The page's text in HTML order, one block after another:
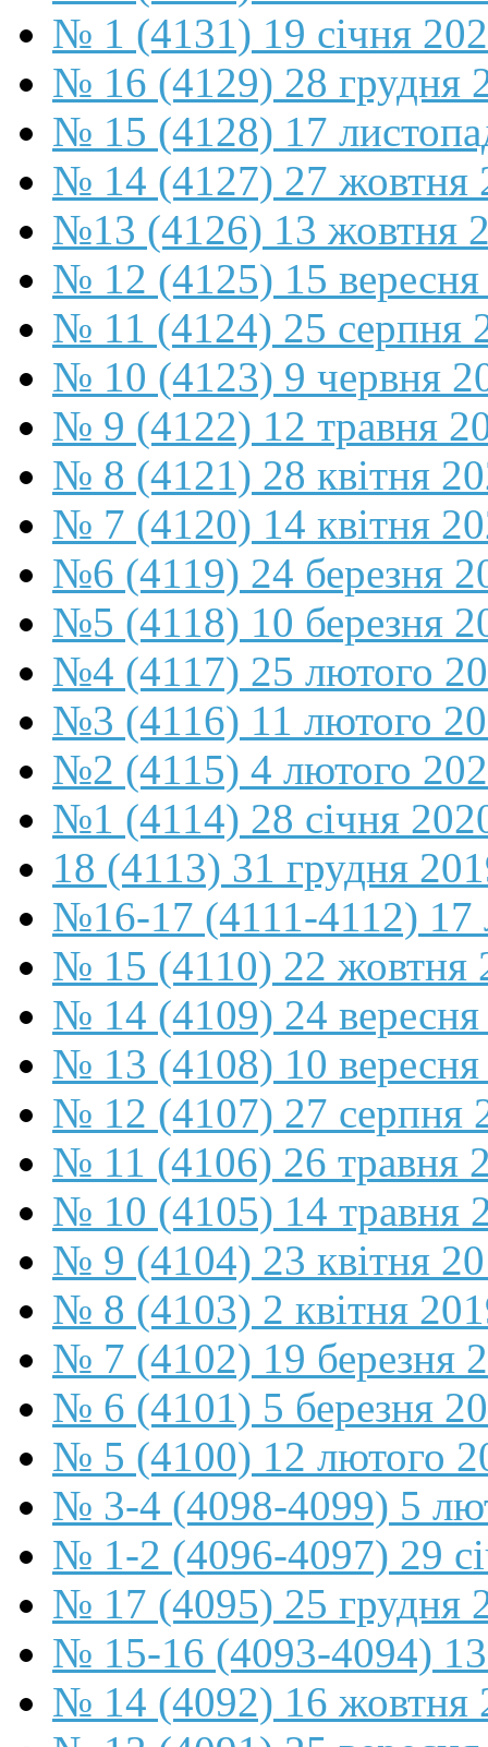
№ 1 (4131) 19 січня
№ 16 (4129) 28 грудня
№ 15 (4128) 17
№ 14 (4127) 27 жовтня
№13 (4126) 13 жовтня
№ 12 (4125) 15
№ 11 (4124) 25 серпня
№ 10 (4123) 9 червня
№ 9 (4122) 12 травня
№ 8 (4121) 28 квітня
№ 7 (4120) 14 квітня
№6 (4119) 24 березня
№5 (4118) 10 березня
№4 (4117) 25 лютого
№3 (4116) 11 лютого
№2 (4115) 4 лютого
№1 (4114) 28 січня
18 (4113) 31 грудня
№16-17 (4111-4112) 17
№ 15 (4110) 22 жовтня
№ 14 (4109) 24
№ 13 (4108) 10
№ 12 (4107) 27 серпня
№ 11 (4106) 26 травня
№ 10 (4105) 14 травня
№ 9 (4104) 23 квітня
№ 8 (4103) 2 квітня
№ 7 (4102) 19 березня
№ 6 (4101) 5 березня
№ 5 (4100) 12 лютого
№ 3-4 (4098-4099) 5
№ 1-2 (4096-4097) 29
№ 17 (4095) 25 грудня
№ 15-16 (4093-4094) 13
№ 14 (4092) 16 жовтня